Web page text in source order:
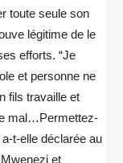
toute seule son
légitime de le
efforts. “Je
et personne ne
fils travaille et
mal…Permettez-
t-elle déclarée au
et